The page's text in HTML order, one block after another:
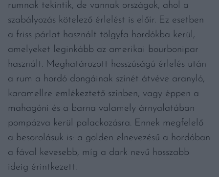
rumnak tekintik, de vannak országok, ahol a
szabályozás kötelező érlelést is előír. Ez esetben
a friss párlat használt tölgyfa hordókba kerül,
amelyeket leginkább az amerikai bourbonipar
használt. Meghatározott hosszúságú érlelés után
a rum a hordó dongáinak színét átvéve aranyló,
karamellre emlékeztető színben, vagy éppen a
mahagóni és a barna valamely árnyalatában
pompázva kerül palackozásra. Ennek megfelelő
a besorolásuk is: a golden elnevezésű a hordóban
a fával kevesebb, míg a dark nevű hosszabb
ideig érintkezett.